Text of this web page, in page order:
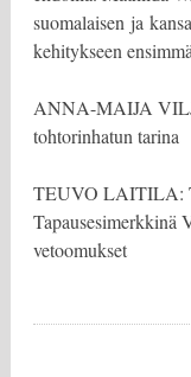
suomalaisen ja
kehitykseen
ANNA-MAIJA
tohtorinhatun tarina
TEUVO LAITILA:
Tapausesimerkkinä
vetoomukset
Post